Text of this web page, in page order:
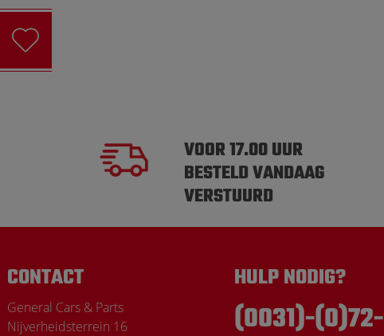
VOOR 17.00 UUR
BESTELD VANDAAG
VERSTUURD
CONTACT
General Cars & Parts
Nijverheidsterrein 16
HULP NODIG?
(0031)-(0)72-